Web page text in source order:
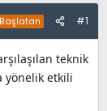
#1
teknik
yönelik etkili